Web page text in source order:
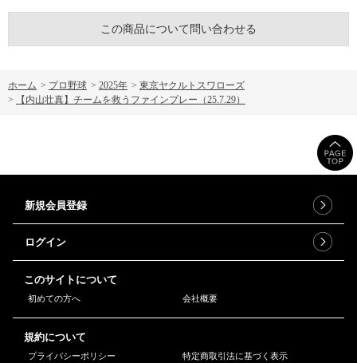
この商品について問い合わせる
ホーム > プロ野球 > 2025年 > 東京ヤクルトスワローズ
>
【内山壮真】チームを救うファインプレー（25.7.29）
新規会員登録
ログイン
このサイトについて
初めての方へ 会社概要
規約について
プライバシーポリシー 特定商取引法に基づく表示